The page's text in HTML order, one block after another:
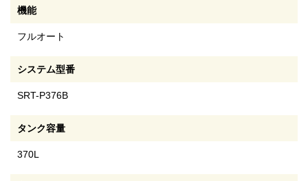
機能
フルオート
システム型番
SRT-P376B
タンク容量
370L